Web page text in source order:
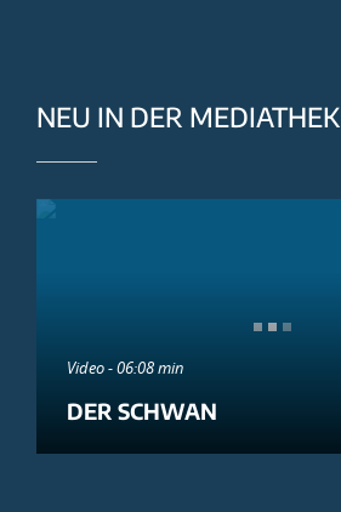
NEU IN DER MEDIATHEK
Video - 06:08 min
DER SCHWAN